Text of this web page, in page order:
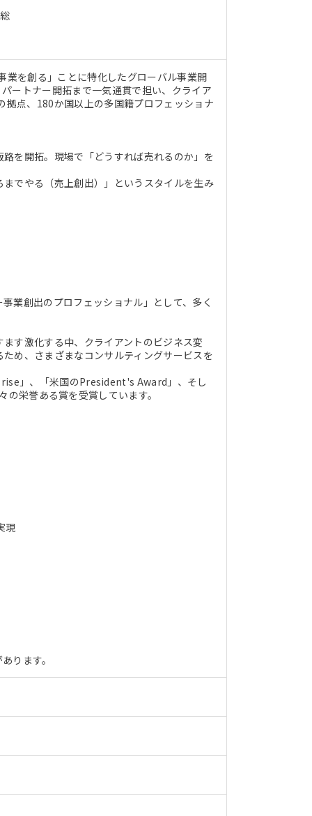
業を創る」ことに特化したグローバル事業開
ートナー開拓まで一気通貫で担い、クライア
拠点、180か国以上の多国籍プロフェッショナ
を開拓。現場で「どうすれば売れるのか」を
でやる（売上創出）」というスタイルを生み
業創出のプロフェッショナル」として、多く
す激化する中、クライアントのビジネス変
め、さまざまなコンサルティングサービスを
」、「米国のPresident's Award」、そし
栄誉ある賞を受賞しています。
現
ります。